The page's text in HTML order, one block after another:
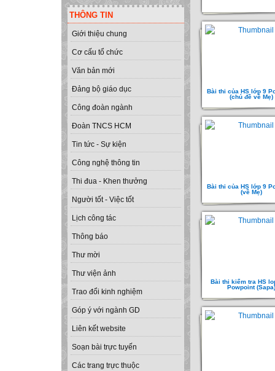
THÔNG TIN
Giới thiệu chung
Cơ cấu tổ chức
Văn bản mới
Đảng bộ giáo dục
Công đoàn ngành
Đoàn TNCS HCM
Tin tức - Sự kiện
Công nghệ thông tin
Thi đua - Khen thưởng
Người tốt - Việc tốt
Lịch công tác
Thông báo
Thư mời
Thư viện ảnh
Trao đổi kinh nghiệm
Góp ý với ngành GD
Liên kết website
Soạn bài trực tuyến
Các trang trực thuộc
Bài thi của HS lớp 9
(chủ đề về Mẹ)
Bài thi của HS lớp 9
(về Mẹ)
Bài thi kiểm tra HS
Powpoint (Sapa)